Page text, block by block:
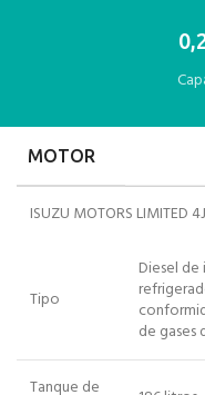
MOTOR
ISUZU MOTORS LIMITED
Tipo
Diesel
de gases
Tanque de